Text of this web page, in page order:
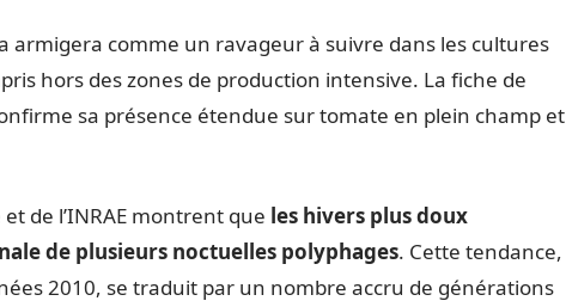
armigera comme un ravageur à suivre dans les cultures
hors des zones de production intensive. La fiche de
sa présence étendue sur tomate en plein champ et
de l’INRAE montrent que les hivers plus doux
de plusieurs noctuelles polyphages. Cette tendance,
2010, se traduit par un nombre accru de générations